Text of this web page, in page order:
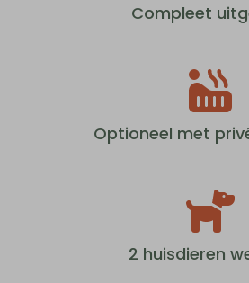
Compleet
Optioneel met
2 huisdieren